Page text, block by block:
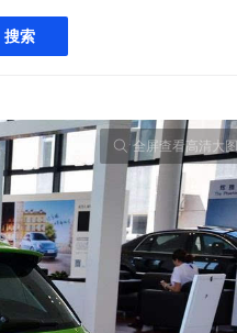
搜索
全屏查看高清大图